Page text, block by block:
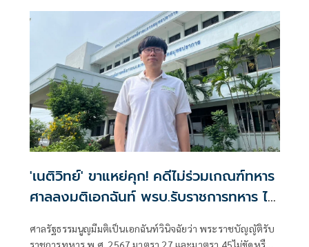
รัฐธรรมนูญที่ออกมาไม่ได้ผิดคาดสักเท่าไหร่ ในเมื่อเหตุปัจจัยใน
'เนติวิทย์' ขาแหย่คุก! คดีไม่ร่วมเกณฑ์ทหาร
ศาลลงมติเอกฉันท์ พรบ.รับราชการทหาร ไม่
ศาลรัฐธรรมนูญมีมติเป็นเอกฉันท์วินิจฉัยว่า พระราชบัญญัติรับ
ราชการทหาร พ.ศ. 2567 มาตรา 27 และมาตรา 45ไม่ขัดหรือ